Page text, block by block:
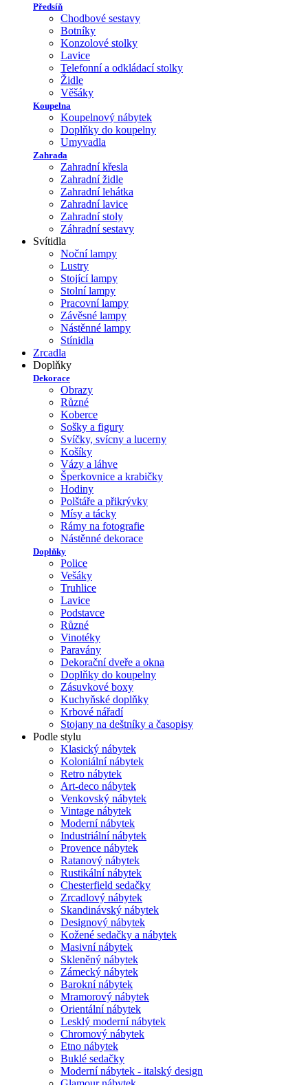
Předsíň
Chodbové sestavy
Botníky
Konzolové stolky
Lavice
Telefonní a odkládací stolky
Židle
Věšáky
Koupelna
Koupelnový nábytek
Doplňky do koupelny
Umyvadla
Zahrada
Zahradní křesla
Zahradní židle
Zahradní lehátka
Zahradní lavice
Zahradní stoly
Záhradní sestavy
Svítidla
Noční lampy
Lustry
Stojící lampy
Stolní lampy
Pracovní lampy
Závěsné lampy
Nástěnné lampy
Stínidla
Zrcadla
Doplňky
Dekorace
Obrazy
Různé
Koberce
Sošky a figury
Svíčky, svícny a lucerny
Košíky
Vázy a láhve
Šperkovnice a krabičky
Hodiny
Polštáře a přikrývky
Mísy a tácky
Rámy na fotografie
Nástěnné dekorace
Doplňky
Police
Vešáky
Truhlice
Lavice
Podstavce
Různé
Vinotéky
Paravány
Dekorační dveře a okna
Doplňky do koupelny
Zásuvkové boxy
Kuchyňské doplňky
Krbové nářadí
Stojany na deštníky a časopisy
Podle stylu
Klasický nábytek
Koloniální nábytek
Retro nábytek
Art-deco nábytek
Venkovský nábytek
Vintage nábytek
Moderní nábytek
Industriální nábytek
Provence nábytek
Ratanový nábytek
Rustikální nábytek
Chesterfield sedačky
Zrcadlový nábytek
Skandinávský nábytek
Designový nábytek
Kožené sedačky a nábytek
Masivní nábytek
Skleněný nábytek
Zámecký nábytek
Barokní nábytek
Mramorový nábytek
Orientální nábytek
Lesklý moderní nábytek
Chromový nábytek
Etno nábytek
Buklé sedačky
Moderní nábytek - italský design